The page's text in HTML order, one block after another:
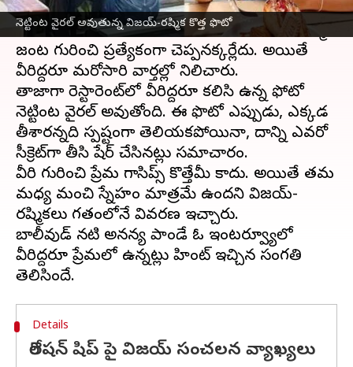
నెట్టింట వైరల్ అవుతున్న విజయ్-రష్మిక కొత్త ఫొటో
'గీత గోవిందం', 'డియర్ కామ్రేడ్‌' వంటి సినిమాలతో
అభిమానుల మనసు దోచినవిజయ్ దేవరకొండ-రష్మిక
జంట గురించి ప్రత్యేకంగా చెప్పనక్కర్లేదు. అయితే
వీరిద్దరూ మరోసారి వార్తల్లో నిలిచారు.
తాజాగా రెస్టారెంట్‌లో వీరిద్దరూ కలిసి ఉన్న ఫోటో
నెట్టింట వైరల్ అవుతోంది. ఈ ఫొటో ఎప్పుడు, ఎక్కడ
తీశారన్నది స్పష్టంగా తెలియకపోయినా, దాన్ని ఎవరో
సీక్రెట్‌గా తీసి షేర్ చేసినట్లు సమాచారం.
వీరి గురించి ప్రేమ గాసిప్స్ కొత్తేమీ కాదు. అయితే తమ
మధ్య మంచి స్నేహం మాత్రమే ఉందని విజయ్-
రష్మికలు గతంలోనే వివరణ ఇచ్చారు.
బాలీవుడ్ నటి అనన్య పాండే ఓ ఇంటర్వ్యూలో
వీరిద్దరూ ప్రేమలో ఉన్నట్లు హింట్ ఇచ్చిన సంగతి
Details
రిలేషన్ షిప్ పై విజయ్ సంచలన వ్యాఖ్యలు